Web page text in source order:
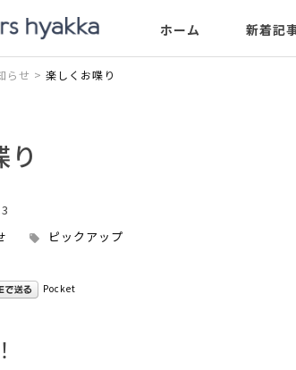
ホーム 新着記
らせ > 楽しくお喋り
り
ピックアップ
Pocket